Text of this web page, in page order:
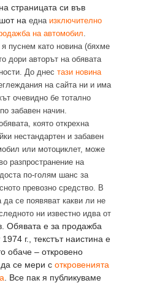
страницата си във
на една изключително
на автомобил
пуснем като новина (бяхме
дори авторът на обявата
До днес тази новина
на сайта ни и има
очевидно бе тотално
забавен начин.
която открехна
нестандартен и забавен
или мотоциклет, може
разпространение на
по-голям шанс за
превозно средство. В
да се появяват какви ли не
ни известно идва от
Обявата е за продажба
1974 г., текстът наистина е
обаче – откровено
се мери с откровенията
Все пак я публикуваме